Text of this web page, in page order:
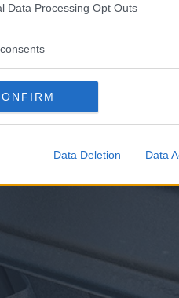
Data Processing Opt Outs
Data Deletion Data
kunna locka fler än